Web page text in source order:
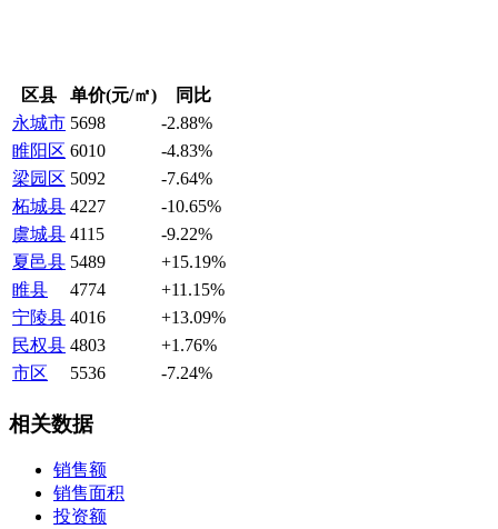
区县 单价(元/㎡)
同比
永城市 5698
-2.88%
睢阳区 6010
-4.83%
梁园区 5092
-7.64%
柘城县 4227
-10.65%
虞城县 4115
-9.22%
夏邑县 5489
+15.19%
睢县
4774
+11.15%
宁陵县 4016
+13.09%
民权县 4803
+1.76%
市区
5536 -7.24%
相关数据
销售额
销售面积
投资额